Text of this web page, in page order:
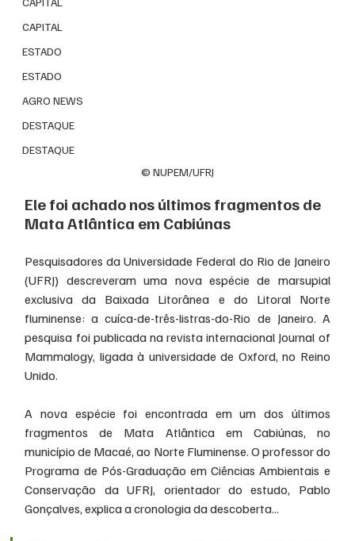
CAPITAL
ESTADO
ESTADO
AGRO NEWS
DESTAQUE
DESTAQUE
© NUPEM/UFRJ
Ele foi achado nos últimos fragmentos de
Mata Atlântica em Cabiúnas
Pesquisadores da Universidade Federal do Rio de Janeiro
(UFRJ) descreveram uma nova espécie de marsupial
exclusiva da Baixada Litorânea e do Litoral Norte
fluminense: a cuíca-de-três-listras-do-Rio de Janeiro. A
pesquisa foi publicada na revista internacional Journal of
Mammalogy, ligada à universidade de Oxford, no Reino
Unido.
A nova espécie foi encontrada em um dos últimos
fragmentos de Mata Atlântica em Cabiúnas, no
município de Macaé, ao Norte Fluminense. O professor do
Programa de Pós-Graduação em Ciências Ambientais e
Conservação da UFRJ, orientador do estudo, Pablo
Gonçalves, explica a cronologia da descoberta...